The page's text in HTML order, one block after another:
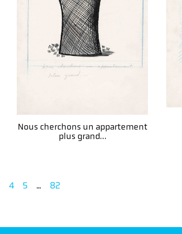
Nous cherchons un appartement
plus grand…
4 5 ... 82